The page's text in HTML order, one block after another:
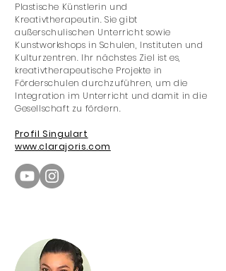
Plastische Künstlerin und
Kreativtherapeutin. Sie gibt
außerschulischen Unterricht sowie
Kunstworkshops in Schulen, Instituten und
Kulturzentren. Ihr nächstes Ziel ist es,
kreativtherapeutische Projekte in
Förderschulen durchzuführen, um die
Integration im Unterricht und damit in die
Gesellschaft zu fördern.
Profil Singulart
www.clarajoris.com